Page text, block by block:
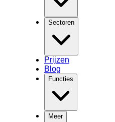
Sectoren
Prijzen
Blog
Functies
Meer